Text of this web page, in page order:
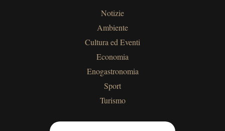
Notizie
Ambiente
Cultura ed Eventi
Economia
Enogastronomia
Sport
Turismo